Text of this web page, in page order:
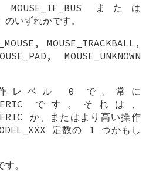
MOUSE_IF_BUS または
のいずれかです。
, MOUSE_TRACKBALL ,
, MOUSE_UNKNOWN
レベル 0 で、常に
です。それは、
か、またはより高い操作
定数の 1 つかもし
。